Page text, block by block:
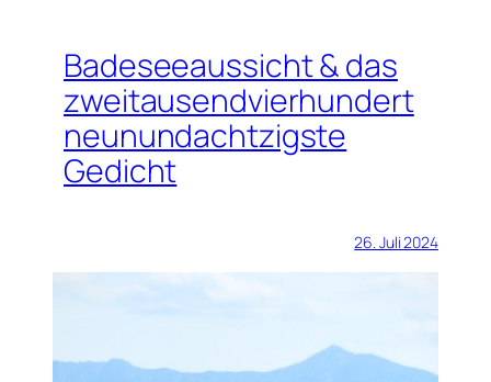
Badeseeaussicht & das
zweitausendvierhundert
neunundachtzigste
Gedicht
26. Juli 2024